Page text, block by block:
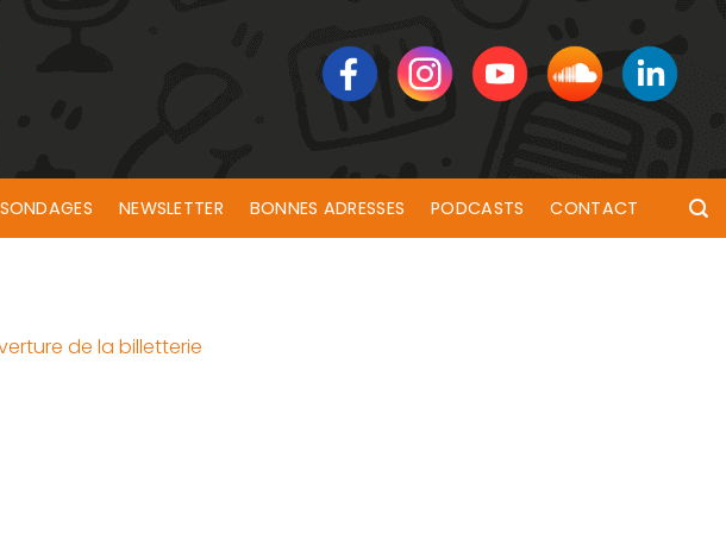
SONDAGES NEWSLETTER BONNES ADRESSES PODCASTS CONTACT
de la billetterie